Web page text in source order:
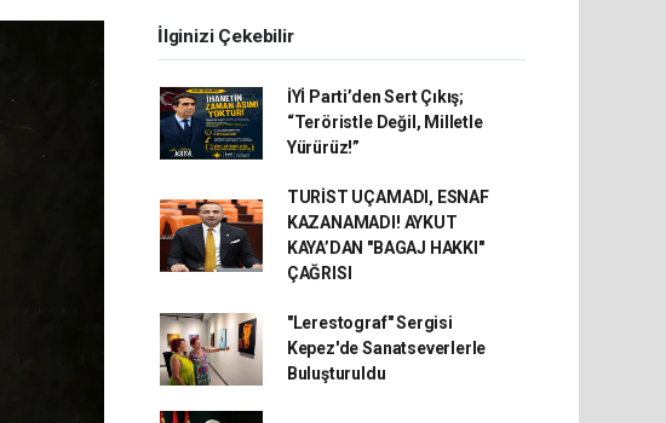
İlginizi Çekebilir
İYİ Parti’den Sert Çıkış;
“Teröristle Değil, Milletle
Yürürüz!”
TURİST UÇAMADI, ESNAF
KAZANAMADI! AYKUT
KAYA’DAN "BAGAJ HAKKI"
ÇAĞRISI
"Lerestograf" Sergisi
Kepez'de Sanatseverlerle
Buluşturuldu